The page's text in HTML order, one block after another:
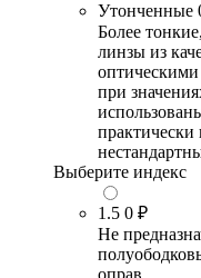
Утонченные
Более
линзы из
при
Выберите индекс
1.5 0 ₽
Не